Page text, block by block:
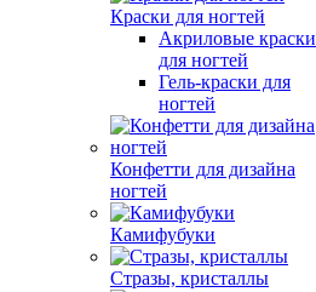
Краски для ногтей
Акриловые краски
для ногтей
Гель-краски для
ногтей
Конфетти для дизайна
ногтей
Камифубуки
Стразы, кристаллы